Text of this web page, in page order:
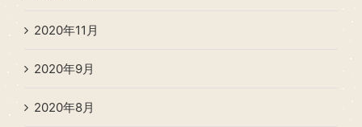
2020年11月
2020年9月
2020年8月